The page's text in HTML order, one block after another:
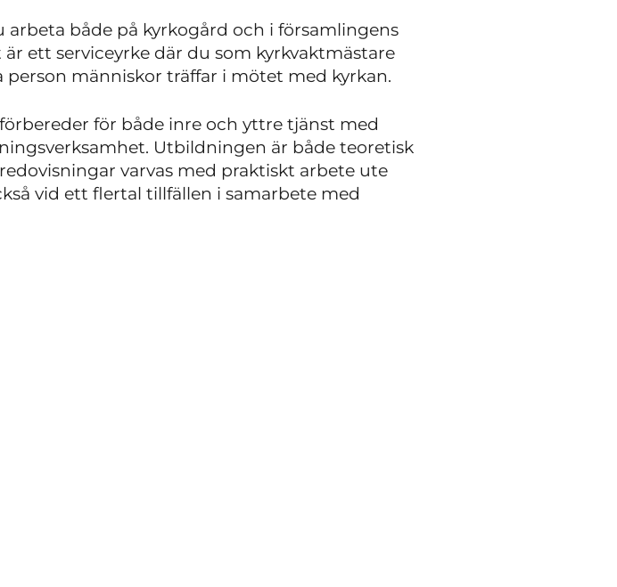
arbeta både på kyrkogård och i församlingens
ett serviceyrke där du som kyrkvaktmästare
människor träffar i mötet med kyrkan.
för både inre och yttre tjänst med
Utbildningen är både teoretisk
varvas med praktiskt arbete ute
vid ett flertal tillfällen i samarbete med